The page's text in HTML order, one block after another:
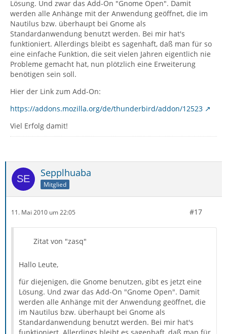
Lösung. Und zwar das Add-On "Gnome Open". Damit
werden alle Anhänge mit der Anwendung geöffnet, die im
Nautilus bzw. überhaupt bei Gnome als
Standardanwendung benutzt werden. Bei mir hat's
funktioniert. Allerdings bleibt es sagenhaft, daß man für so
eine einfache Funktion, die seit vielen Jahren eigentlich nie
Probleme gemacht hat, nun plötzlich eine Erweiterung
benötigen sein soll.
Hier der Link zum Add-On:
https://addons.mozilla.org/de/thunderbird/addon/12523
Viel Erfolg damit!
Sepplhuaba
Mitglied
11. Mai 2010 um 22:05 #17
Zitat von "zasq"
Hallo Leute,
für diejenigen, die Gnome benutzen, gibt es jetzt eine
Lösung. Und zwar das Add-On "Gnome Open". Damit
werden alle Anhänge mit der Anwendung geöffnet, die
im Nautilus bzw. überhaupt bei Gnome als
Standardanwendung benutzt werden. Bei mir hat's